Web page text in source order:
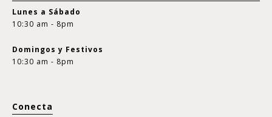
Lunes a Sábado
10:30 am - 8pm
Domingos y Festivos
10:30 am - 8pm
Conecta